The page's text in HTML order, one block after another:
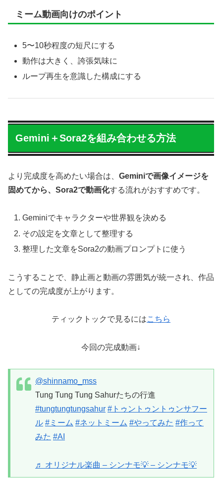
ミーム動画向けのポイント
5〜10秒程度の短尺にする
動作は大きく、誇張気味に
ループ再生を意識した構成にする
Gemini＋Sora2を組み合わせる方法
より完成度を高めたい場合は、 Geminiで画像イメージを
固めてから、Sora2で動画化する流れがおすすめです。
Geminiでキャラクターや世界観を決める
その設定を文章として整理する
整理した文章をSora2の動画プロンプトに使う
こうすることで、静止画と動画の雰囲気が統一され、作品
としての完成度が上がります。
ティックトックで見るにはこちら
今回の完成動画↓
@shinnamo_mss
Tung Tung Tung Sahurたちの行進
#tungtungtungsahur #トゥントゥントゥンサフー
ル #ミーム #ネットミーム #やってみた #作って
みた #AI
♬ オリジナル楽曲 – シンナモ💡 – シンナモ💡